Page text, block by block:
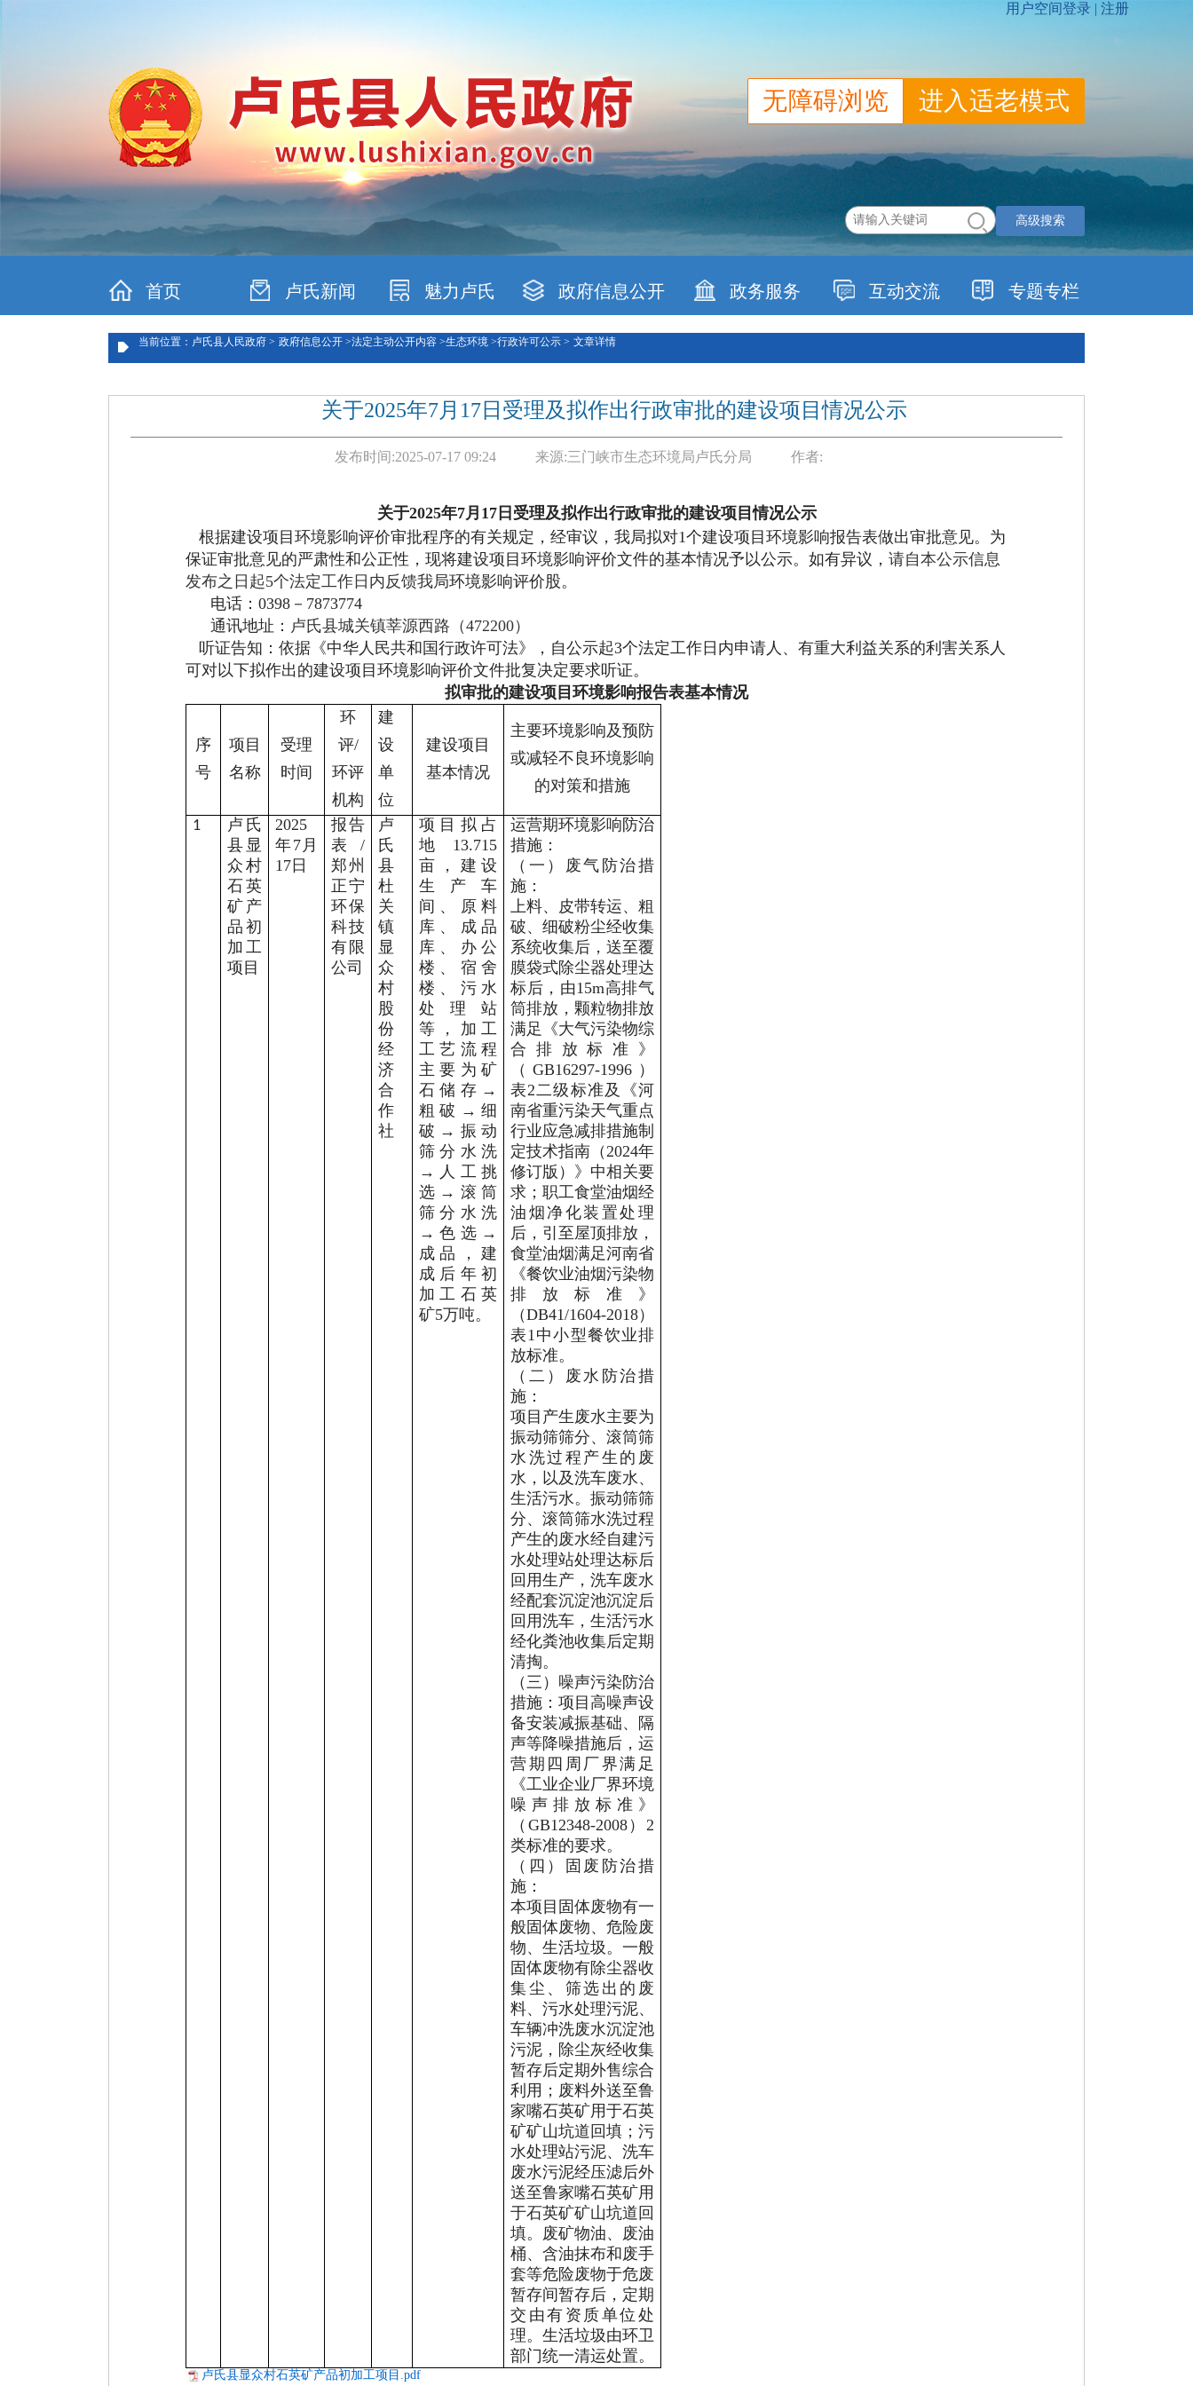
无障碍浏览 进入适老模式
高级搜索
首页 卢氏新闻 魅力卢氏 政府信息公开 政务服务 互动交流 专题专栏
当前位置：卢氏县人民政府 > 政府信息公开 >法定主动公开内容 >生态环境 >行政许可公示 > 文章详情
关于2025年7月17日受理及拟作出行政审批的建设项目情况公示
发布时间:2025-07-17 09:24 来源:三门峡市生态环境局卢氏分局 作者:
关于2025年7月 17日 受理及拟作出行政审批的建设项目情况公示
根据建设项目环境影响评价审批程序的有关规定，经审议，我局拟对1个建设项目环境影响报告表做出审批意见。为
保证审批意见的严肃性和公正性，现将建设项目环境影响评价文件的基本情况予以公示。如有异议， 请自本公示信息
发布之日起5个法定工作日内反馈我局环境影响评价股。
电话 ： 0398 － 7873774
通讯地址： 卢氏县城关镇莘源西路（472200）
听证告知：依据《中华人民共和国行政许可法》，自公示起3个法定工作日内申请人、有重大利益关系的利害关系人
可对以下拟作出的建设项目环境影响评价文件批复决定要求听证。
拟审批的建设项目环境影响报告表基本情况
序
号
项目
名称
受理
时间
环
评/
环评
机构
建
设
单
位
建设项目
基本情况
主要环境影响及预防
或减轻不良环境影响
的对策和措施
1
卢氏
县显
众村
石英
矿产
品初
加工
项目
2025
年7月
17 日
报告
表 /
郑州
正宁
环保
科技
有限
公司
卢
氏
县
杜
关
镇
显
众
村
股
份
经
济
合
作
社
项目拟 占
地 13.715
亩，建设
生产车
间、原料
库、成品
库、办公
楼、宿舍
楼、污水
处理站
等，加工
工艺流程
主要为矿
石储存 →
粗破 → 细
破 → 振动
筛分水洗
→ 人工挑
选 → 滚筒
筛分水洗
→ 色选 →
成品，建
成后年初
加工石英
矿5万吨。
运营期环境影响防治
措施：
（一）废气防治措
施：
上料、皮带转运、粗
破、细破粉尘经收集
系统收集后，送至覆
膜袋式除尘器处理达
标后，由15m高排气
筒排放 ，颗粒物排放
满足《大气污染物综
合排放标准》
（ GB16297-1996 ）
表2二级标准及《河
南省重污染天气重点
行业应急减排措施制
定技术指南（2024年
修订版）》中相关要
求；职工食堂油烟经
油烟净化装置处理
后，引至屋顶排放，
食堂油烟满足河南省
《餐饮业油烟污染物
排放标准》
（DB41/1604-2018）
表1中小型餐饮业排
放标准。
（二）废水防治措
施：
项目产生废水主要为
振动筛筛分、滚筒筛
水洗过程产生的废
水，以及洗车废水、
生活污水。振动筛筛
分、滚筒筛水洗过程
产生的废水经自建污
水处理站处理达标后
回用生产，洗车废水
经配套沉淀池沉淀后
回用洗车，生活污水
经化粪池收集后定期
清掏。
（三）噪声污染防治
措施： 项目高噪声设
备安装减振基础、隔
声等降噪措施后，运
营期四周厂界满足
《工业企业厂界环境
噪声排放标准》
（ GB12348-2008）2
类标准的要求。
（四）固废防治措
施：
本项目固体废物有一
般固体废物、危险废
物、生活垃圾。一般
固体废物有除尘器收
集尘、筛选出的废
料、污水处理污泥、
车辆冲洗废水沉淀池
污泥，除尘灰经收集
暂存后定期外售综合
利用；废料外送至鲁
家嘴石英矿用于石英
矿矿山坑道回填；污
水处理站污泥、洗车
废水污泥经压滤后外
送至鲁家嘴石英矿用
于石英矿矿山坑道回
填。废矿物油、废油
桶、含油抹布和废手
套等危险废物于危废
暂存间暂存后，定期
交由有资质单位处
理。生活垃圾由环卫
部门统一清运处置。
卢氏县显众村石英矿产品初加工项目.pdf